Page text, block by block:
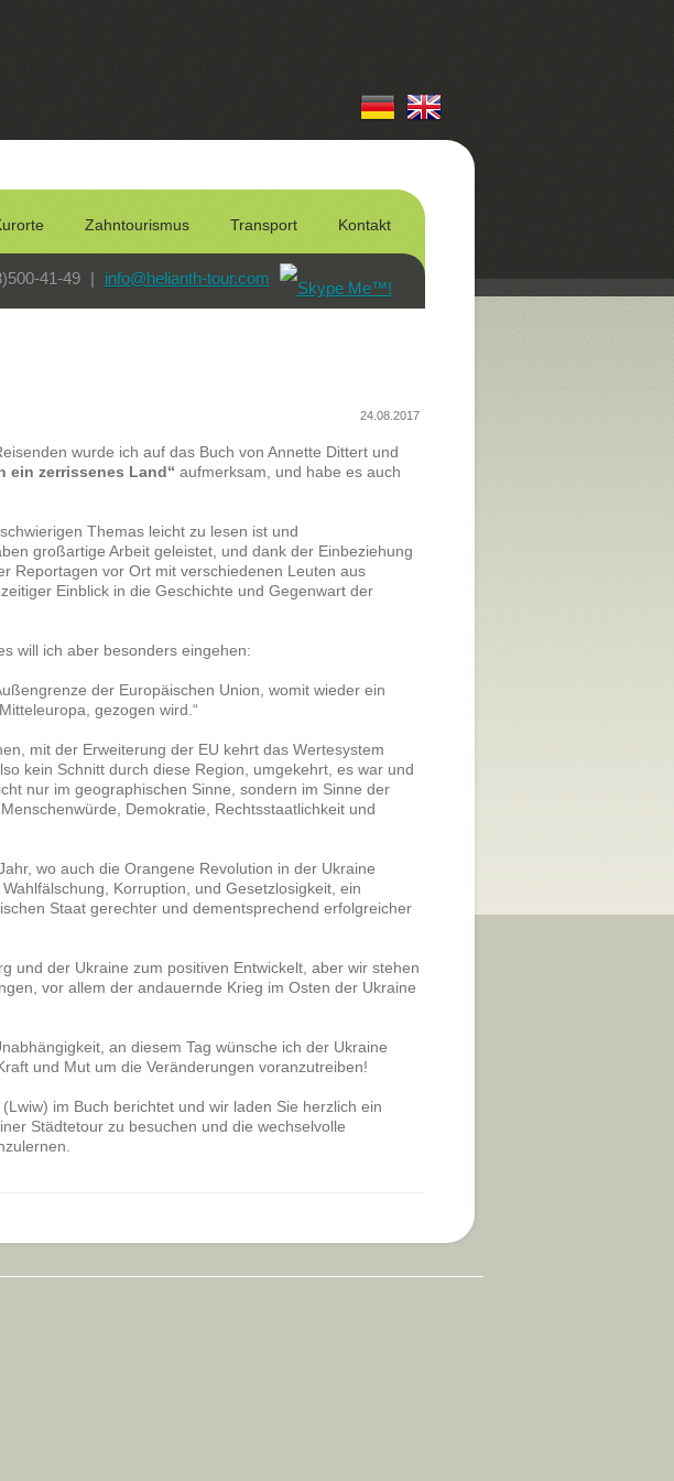
Zahntourismus Transport Kontakt
41-49 | info@helianth-tour.com
24.08.2017
wurde ich auf das Buch von Annette Dittert und
ein zerrissenes Land“ aufmerksam, und habe es auch
Themas leicht zu lesen ist und
großartige Arbeit geleistet, und dank der Einbeziehung
Reportagen vor Ort mit verschiedenen Leuten aus
Einblick in die Geschichte und Gegenwart der
will ich aber besonders eingehen:
der Europäischen Union, womit wieder ein
gezogen wird.“
mit der Erweiterung der EU kehrt das Wertesystem
kein Schnitt durch diese Region, umgekehrt, es war und
nur im geographischen Sinne, sondern im Sinne der
Demokratie, Rechtsstaatlichkeit und
wo auch die Orangene Revolution in der Ukraine
Korruption, und Gesetzlosigkeit, ein
Staat gerechter und dementsprechend erfolgreicher
und der Ukraine zum positiven Entwickelt, aber wir stehen
vor allem der andauernde Krieg im Osten der Ukraine
an diesem Tag wünsche ich der Ukraine
und Mut um die Veränderungen voranzutreiben!
im Buch berichtet und wir laden Sie herzlich ein
Städtetour zu besuchen und die wechselvolle